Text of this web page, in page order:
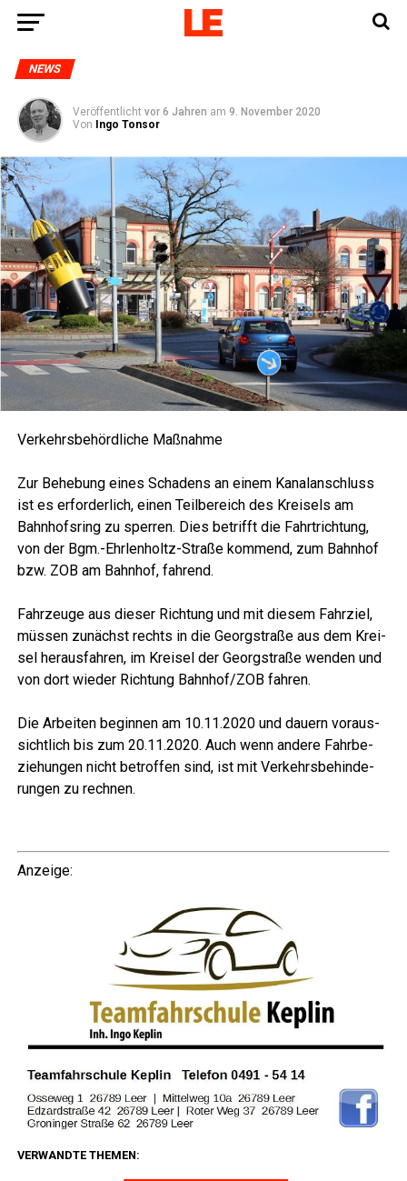
NEWS
Veröffentlicht vor 6 Jahren am 9. November 2020
Von
Ingo Tonsor
Ver­kehrs­be­hörd­li­che Maßnahme
Zur Behe­bung eines Scha­dens an einem Kanal­an­schluss
ist es erfor­der­lich, einen Teil­be­reich des Krei­sels am
Bahn­hofs­ring zu sper­ren. Dies betrifft die Fahrt­rich­tung,
von der Bgm.-Ehrlenholtz-Straße kom­mend, zum Bahn­hof
bzw. ZOB am Bahn­hof, fahrend.
Fahr­zeu­ge aus die­ser Rich­tung und mit die­sem Fahr­ziel,
müs­sen zunächst rechts in die Georg­stra­ße aus dem Krei­
sel her­aus­fah­ren, im Krei­sel der Georg­stra­ße wen­den und
von dort wie­der Rich­tung Bahnhof/ZOB fahren.
Die Arbei­ten begin­nen am 10.11.2020 und dau­ern vor­aus­
sicht­lich bis zum 20.11.2020. Auch wenn ande­re Fahr­be­
zie­hun­gen nicht betrof­fen sind, ist mit Ver­kehrs­be­hin­de­
run­gen zu rechnen.
Anzei­ge:
VERWANDTE THEMEN: